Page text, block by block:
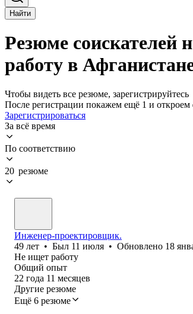
Найти
Резюме соискателей
работу в
Чтобы видеть все резюме, зарегистрируйтесь
После регистрации покажем ещё 1 и откроем
Зарегистрироваться
За всё время
По соответствию
20 резюме
Инженер-проектировщик.
49 лет • Был 11 июля • Обновлено 18
Не ищет работу
Общий опыт
22 года 11 месяцев
Другие резюме
Ещё 6 резюме